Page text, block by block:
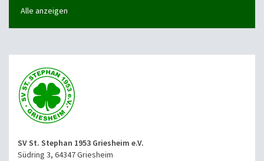
Alle anzeigen
SV St. Stephan 1953 Griesheim e.V.
Südring 3, 64347 Griesheim